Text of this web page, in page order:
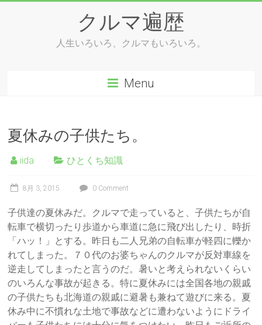
クルマ遍歴
人生いろいろ、クルマもいろいろ。
Menu
夏休みの子供たち。
iida ひとくち知識
8月 3, 2015 0 Comment
子供達の夏休みだ。クルマで走っていると、子供たちが自
転車で横切ったり歩道から車道に急に飛び出したり、時折
「ハッ！」とする。昨日も二人兄弟の自転車が軽四に轢か
れてしまった。７０代のお婆ちゃんのクルマが反対車線を
逆走してしまったと言うのだ。暑いと考えられないくらい
のいろんな事故が起きる。特に夏休みには全国各地の親戚
の子供たちも北海道の親戚に避暑も兼ねて遊びに来る。夏
休み中に不慣れな土地で事故などに遭わないようにドライ